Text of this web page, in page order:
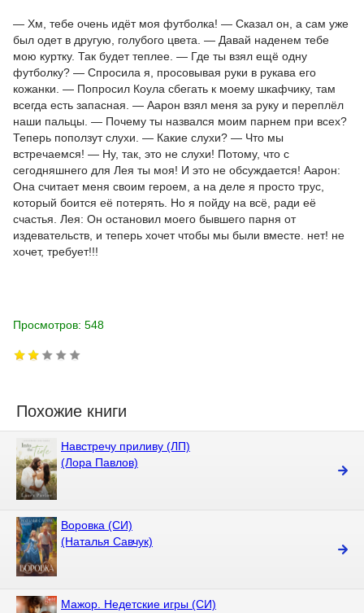
— Хм, тебе очень идёт моя футболка! — Сказал он, а сам уже
был одет в другую, голубого цвета. — Давай наденем тебе
мою куртку. Так будет теплее. — Где ты взял ещё одну
футболку? — Спросила я, просовывая руки в рукава его
кожанки. — Попросил Коула сбегать к моему шкафчику, там
всегда есть запасная. — Аарон взял меня за руку и переплёл
наши пальцы. — Почему ты назвался моим парнем при всех?
Теперь поползут слухи. — Какие слухи? — Что мы
встречаемся! — Ну, так, это не слухи! Потому, что с
сегодняшнего для Лея ты моя! И это не обсуждается! Аарон:
Она считает меня своим героем, а на деле я просто трус,
который боится её потерять. Но я пойду на всё, ради её
счастья. Лея: Он остановил моего бывшего парня от
издевательств, и теперь хочет чтобы мы были вместе. нет! не
хочет, требует!!!
Просмотров: 548
Похожие книги
Навстречу приливу (ЛП)
(Лора Павлов)
Воровка (СИ)
(Наталья Савчук)
Мажор. Недетские игры (СИ)